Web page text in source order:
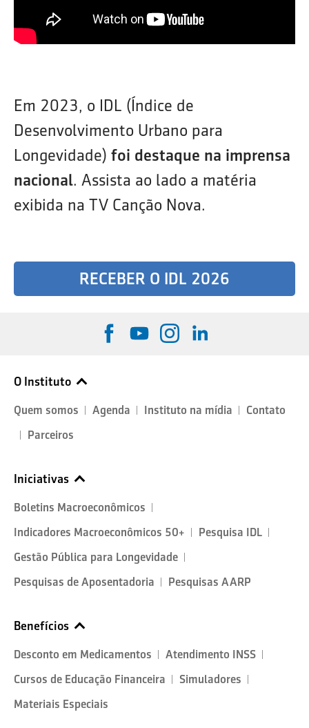
Em 2023, o IDL (Índice de
Desenvolvimento Urbano para
Longevidade) foi destaque na imprensa
nacional. Assista ao lado a matéria
exibida na TV Canção Nova.
RECEBER O IDL 2026
O Instituto
Quem somos Agenda Instituto na mídia
Contato
Parceiros
Iniciativas
Boletins Macroeconômicos
Indicadores Macroeconômicos 50+
Pesquisa IDL
Gestão Pública para Longevidade
Pesquisas de Aposentadoria
Pesquisas AARP
Benefícios
Desconto em Medicamentos
Atendimento INSS
Cursos de Educação Financeira
Simuladores
Materiais Especiais